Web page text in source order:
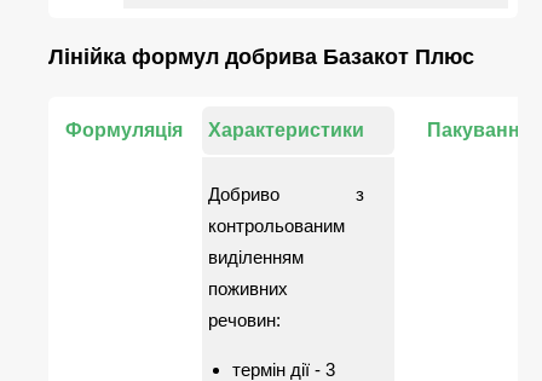
Лінійка формул добрива Базакот Плюс
Формуляція Характеристики Пакування
Добриво з
контрольованим
виділенням
поживних
речовин:
термін дії - 3